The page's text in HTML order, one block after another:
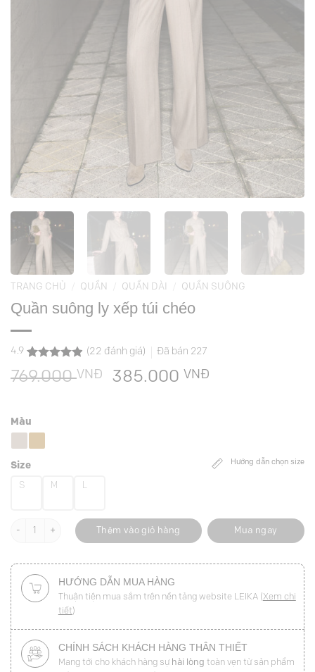
TRANG CHỦ QUẦN QUẦN DÀI QUẦN SUÔNG
Quần suông ly xếp túi chéo
4.9
4.9
trên 5
dựa trên
22
(22 đánh giá) Đã bán 227
769.000VNĐ
Giá
385.000 VNĐ
Hướng dẫn chọn size
Màu
Size
S M L
Quần suông ly xếp túi chéo số lượng
Thêm vào giỏ hàng Mua ngay
HƯỚNG DẪN MUA HÀNG
Thuận tiện mua sắm trên nền tảng website LEIKA (Xem chi
tiết)
CHÍNH SÁCH KHÁCH HÀNG THÂN THIẾT
Mang tới cho khách hàng sự hài lòng toàn vẹn từ sản phẩm